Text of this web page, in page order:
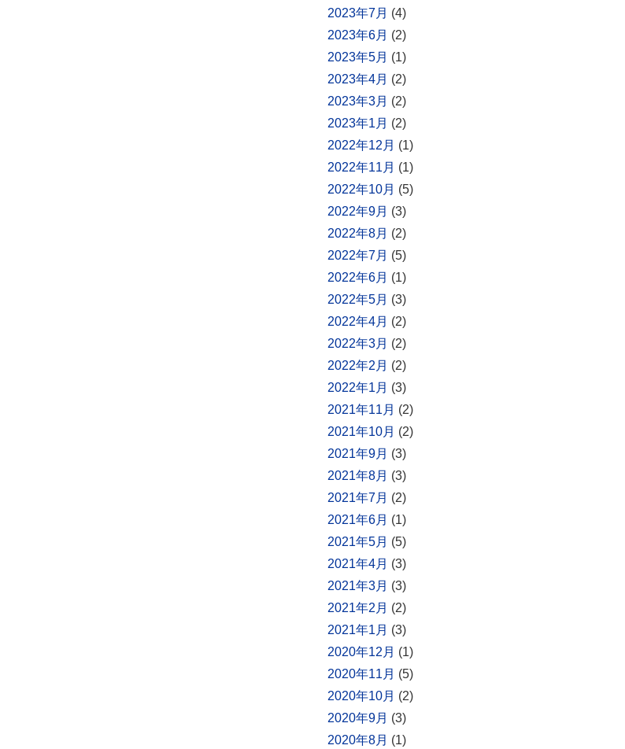
2023年7月 (4)
2023年6月 (2)
2023年5月 (1)
2023年4月 (2)
2023年3月 (2)
2023年1月 (2)
2022年12月 (1)
2022年11月 (1)
2022年10月 (5)
2022年9月 (3)
2022年8月 (2)
2022年7月 (5)
2022年6月 (1)
2022年5月 (3)
2022年4月 (2)
2022年3月 (2)
2022年2月 (2)
2022年1月 (3)
2021年11月 (2)
2021年10月 (2)
2021年9月 (3)
2021年8月 (3)
2021年7月 (2)
2021年6月 (1)
2021年5月 (5)
2021年4月 (3)
2021年3月 (3)
2021年2月 (2)
2021年1月 (3)
2020年12月 (1)
2020年11月 (5)
2020年10月 (2)
2020年9月 (3)
2020年8月 (1)